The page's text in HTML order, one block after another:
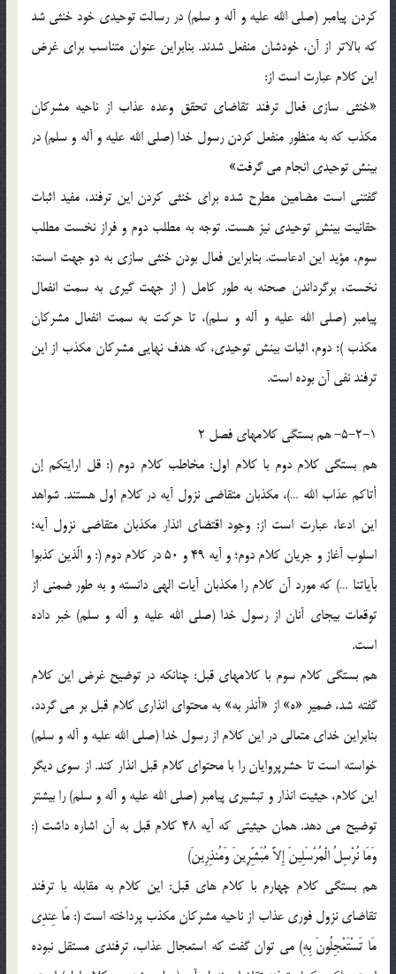
کردن پيامبر (صلي الله عليه و آله و سلم) در رسالت توحيدي خود خنثي شد
که بالاتر از آن، خودشان منفعل شدند. بنابراين عنوان متناسب براي غرض
اين کلام عبارت است از:
«خنثي سازي فعال ترفند تقاضاي تحقق وعده عذاب از ناحيه مشرکان
مکذب که به منظور منفعل کردن رسول خدا (صلي الله عليه و آله و سلم) در
بينش توحيدي انجام مي گرفت»
گفتني است مضامين مطرح شده براي خنثي کردن اين ترفند، مفيد اثبات
حقانيت بينشِ توحيدي نيز هست. توجه به مطلب دوم و فراز نخست مطلب
سوم، مؤيد اين ادعاست. بنابراين فعال بودن خنثي سازي به دو جهت است:
نخست، برگرداندن صحنه به طور کامل ( از جهت گيري به سمت انفعال
پيامبر (صلي الله عليه و آله و سلم)، تا حرکت به سمت انفعال مشرکان
مکذب )؛ دوم، اثبات بينش توحيدي، که هدف نهايي مشرکان مکذب از اين
ترفند نفي آن بوده است.
5-2-1- هم بستگي کلامهاي فصل 2
هم بستگي کلام دوم با کلام اول: مخاطب کلام دوم (: قل ارايتکم إن
أتاکم عذاب الله …)، مکذبان متقاضي نزول آيه در کلام اول هستند. شواهد
اين ادعا، عبارت است از: وجود اقتضاي انذار مکذبان متقاضي نزول آيه؛
اسلوب آغاز و جريان کلام دوم؛ و آيه 49 و 50 در کلام دوم (: و الّذين کذبوا
بآياتنا …) که مورد آن کلام را مکذبان آيات الهي دانسته و به طور ضمني از
توقعات بيجاي آنان از رسول خدا (صلي الله عليه و آله و سلم) خبر داده
است.
هم بستگي کلام سوم با کلامهاي قبل: چنانکه در توضيح غرض اين کلام
گفته شد، ضمير «ه» از «أنذر به» به محتواي انذاري کلام قبل بر مي گردد،
بنابراين خداي متعالي در اين کلام از رسول خدا (صلي الله عليه و آله و سلم)
خواسته است تا حشرپروايان را با محتواي کلام قبل انذار کند. از سوي ديگر
اين کلام، حيثيت انذار و تبشيري پيامبر (صلي الله عليه و آله و سلم) را بيشتر
توضيح مي دهد. همان حيثيتي که آيه 48 کلام قبل به آن اشاره داشت (:
وَمَا نُرْسِلُ الْمُرْسَلِينَ إِلاَّ مُبَشِّرِينَ وَمُنذِرِينَ)
هم بستگي کلام چهارم با کلام هاي قبل: اين کلام به مقابله با ترفند
تقاضاي نزول فوري عذاب از ناحيه مشرکان مکذب پرداخته است (: مَا عِندِي
مَا تَسْتَعْجِلُونَ بِهِ) مي توان گفت که استعجال عذاب، ترفندي مستقل نبوده